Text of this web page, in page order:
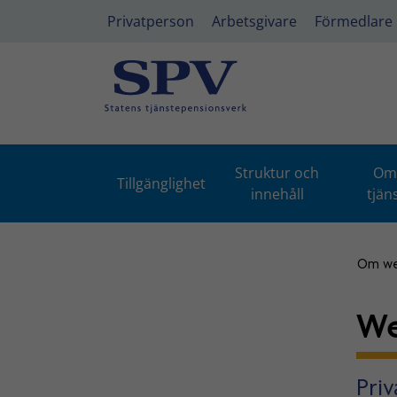
Privatperson Arbetsgivare Förmedlare
Tillgänglighet
Struktur och
innehåll
Om